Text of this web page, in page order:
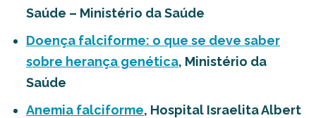
Saúde – Ministério da Saúde
Doença falciforme: o que se deve saber
sobre herança genética, Ministério da
Saúde
Anemia falciforme, Hospital Israelita Albert